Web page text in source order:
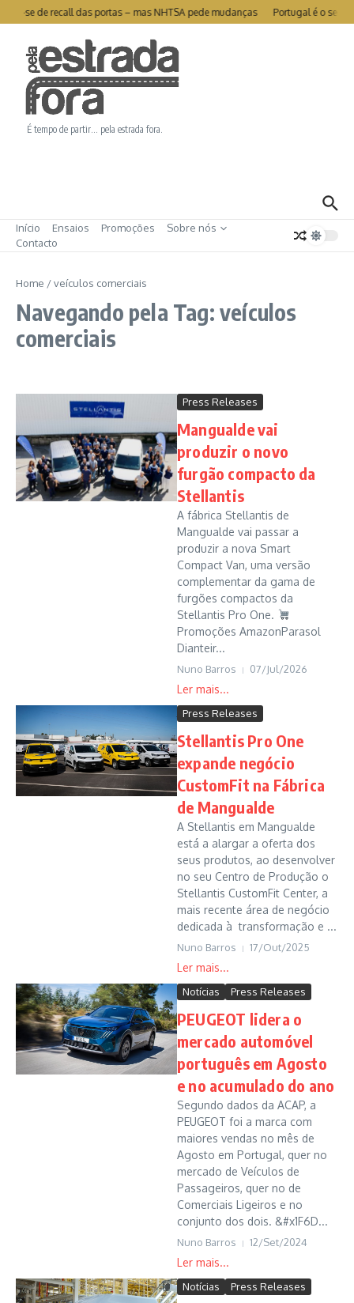
Ir para o conteúdo
se de recall das portas – mas NHTSA pede mudanças Portugal é o
É tempo de partir… pela estrada fora.
Início Ensaios Promoções
Sobre nós
Contacto
Home /veículos comerciais
Navegando pela Tag: veículos
comerciais
Press Releases
Mangualde vai
produzir o novo
furgão compacto da
Stellantis
A fábrica Stellantis de
Mangualde vai passar a
produzir a nova Smart
Compact Van, uma versão
complementar da gama de
furgões compactos da
Stellantis Pro One.
Promoções AmazonParasol
Dianteir...
Nuno Barros 07/Jul/2026
Press Releases
Stellantis Pro One
expande negócio
CustomFit na Fábrica
de Mangualde
A Stellantis em Mangualde
está a alargar a oferta dos
seus produtos, ao desenvolver
no seu Centro de Produção o
Stellantis CustomFit Center, a
mais recente área de negócio
dedicada à transformação e ...
Nuno Barros 17/Out/2025
Notícias Press Releases
PEUGEOT lidera o
mercado automóvel
português em Agosto
e no acumulado do ano
Segundo dados da ACAP, a
PEUGEOT foi a marca com
maiores vendas no mês de
Agosto em Portugal, quer no
mercado de Veículos de
Passageiros, quer no de
Comerciais Ligeiros e no
conjunto dos dois. &#x1F6D...
Nuno Barros 12/Set/2024
Notícias Press Releases